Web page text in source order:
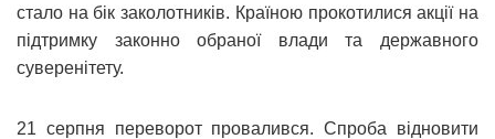
стало на бік заколотників. Країною прокотилися акції на
підтримку законно обраної влади та державного
суверенітету.
21 серпня переворот провалився. Спроба відновити